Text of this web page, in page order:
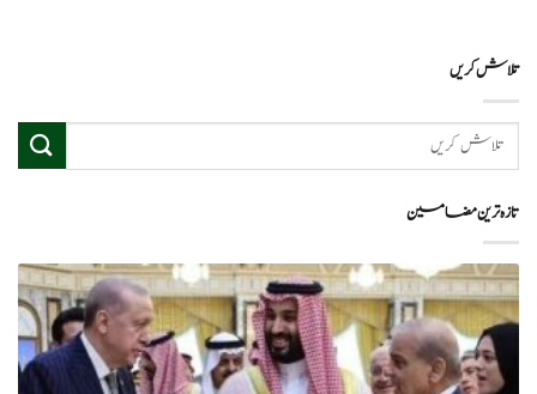
تلاش کریں
تازہ ترین مضامین